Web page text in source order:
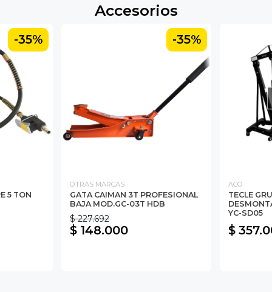
Accesorios
-35%
5 TON
-35%
OTRAS MARCAS
GATA CAIMAN 3T PROFESIONAL
BAJA MOD.GC-03T HDB
$ 227.692
$ 148.000
ACO
TECLE
YC-SD05
$